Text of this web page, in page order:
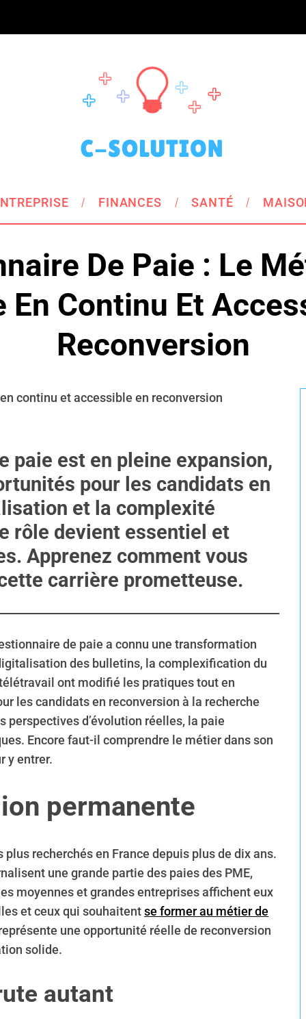
FINANCES SANTÉ
De Paie : Le
En Continu Et
Reconversion
paie est en pleine expansion,
pour les candidats en
et la complexité
rôle devient essentiel et
Apprenez comment vous
carrière prometteuse.
de paie a connu une transformation
des bulletins, la complexification du
ont modifié les pratiques tout en
les candidats en reconversion à la recherche
perspectives d’évolution réelles, la paie
Encore faut-il comprendre le métier dans son
y entrer.
permanente
recherchés en France depuis plus de dix ans.
une grande partie des paies des PME,
moyennes et grandes entreprises affichent eux
et ceux qui souhaitentse former au métier de
une opportunité réelle de reconversion
solide.
autant